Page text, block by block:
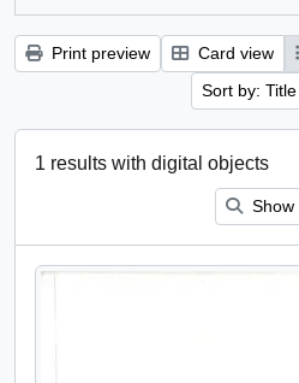
Print preview Card view
Sort by: Title
1 results with digital objects
Show